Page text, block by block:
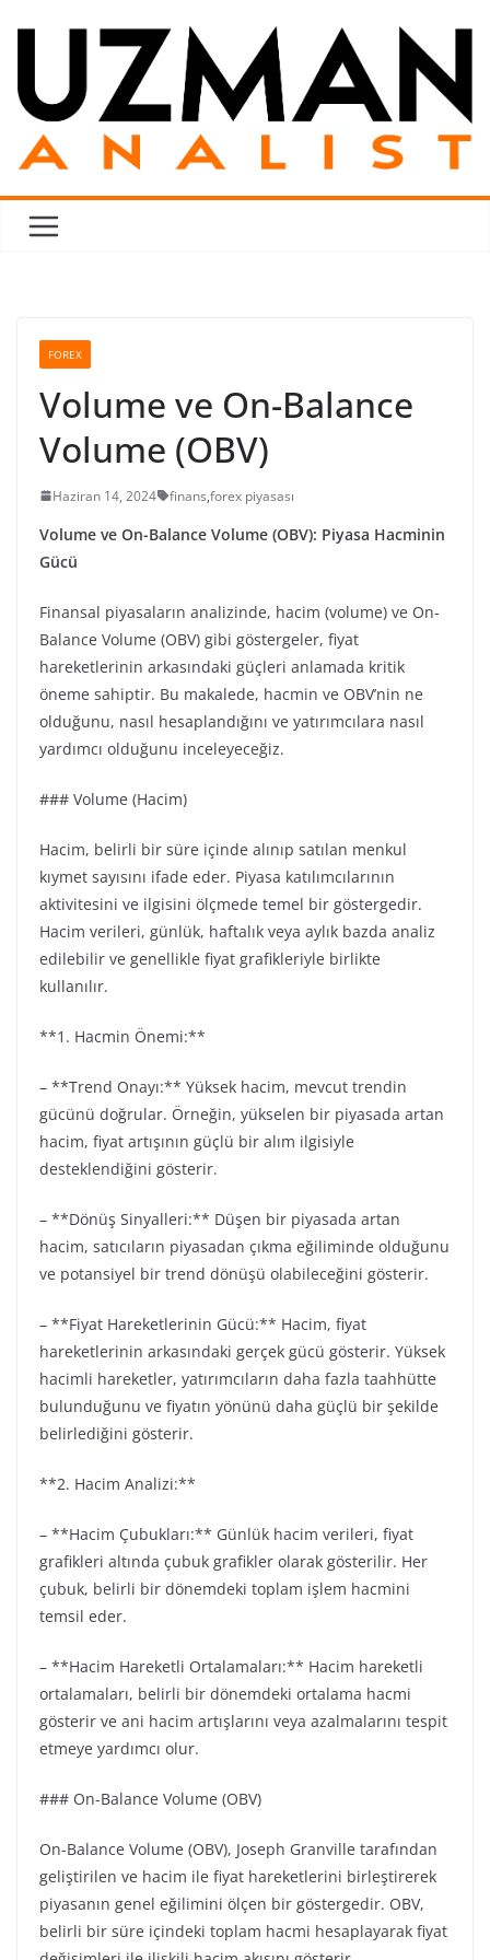
FOREX
Volume ve On-Balance
Volume (OBV)
Haziran 14, 2024 finans,forex piyasası
Volume ve On-Balance Volume (OBV): Piyasa Hacminin
Gücü
Finansal piyasaların analizinde, hacim (volume) ve On-
Balance Volume (OBV) gibi göstergeler, fiyat
hareketlerinin arkasındaki güçleri anlamada kritik
öneme sahiptir. Bu makalede, hacmin ve OBV’nin ne
olduğunu, nasıl hesaplandığını ve yatırımcılara nasıl
yardımcı olduğunu inceleyeceğiz.
### Volume (Hacim)
Hacim, belirli bir süre içinde alınıp satılan menkul
kıymet sayısını ifade eder. Piyasa katılımcılarının
aktivitesini ve ilgisini ölçmede temel bir göstergedir.
Hacim verileri, günlük, haftalık veya aylık bazda analiz
edilebilir ve genellikle fiyat grafikleriyle birlikte
kullanılır.
**1. Hacmin Önemi:**
– **Trend Onayı:** Yüksek hacim, mevcut trendin
gücünü doğrular. Örneğin, yükselen bir piyasada artan
hacim, fiyat artışının güçlü bir alım ilgisiyle
desteklendiğini gösterir.
– **Dönüş Sinyalleri:** Düşen bir piyasada artan
hacim, satıcıların piyasadan çıkma eğiliminde olduğunu
ve potansiyel bir trend dönüşü olabileceğini gösterir.
– **Fiyat Hareketlerinin Gücü:** Hacim, fiyat
hareketlerinin arkasındaki gerçek gücü gösterir. Yüksek
hacimli hareketler, yatırımcıların daha fazla taahhütte
bulunduğunu ve fiyatın yönünü daha güçlü bir şekilde
belirlediğini gösterir.
**2. Hacim Analizi:**
– **Hacim Çubukları:** Günlük hacim verileri, fiyat
grafikleri altında çubuk grafikler olarak gösterilir. Her
çubuk, belirli bir dönemdeki toplam işlem hacmini
temsil eder.
– **Hacim Hareketli Ortalamaları:** Hacim hareketli
ortalamaları, belirli bir dönemdeki ortalama hacmi
gösterir ve ani hacim artışlarını veya azalmalarını tespit
etmeye yardımcı olur.
### On-Balance Volume (OBV)
On-Balance Volume (OBV), Joseph Granville tarafından
geliştirilen ve hacim ile fiyat hareketlerini birleştirerek
piyasanın genel eğilimini ölçen bir göstergedir. OBV,
belirli bir süre içindeki toplam hacmi hesaplayarak fiyat